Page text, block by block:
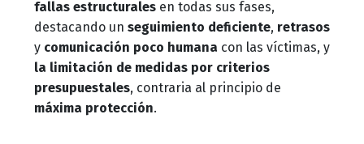
Akademie-
IPLEX
fallas estructurales en todas sus fases,
destacando un seguimiento deficiente, retrasos
y comunicación poco humana con las víctimas, y
la limitación de medidas por criterios
presupuestales, contraria al principio de
máxima protección.